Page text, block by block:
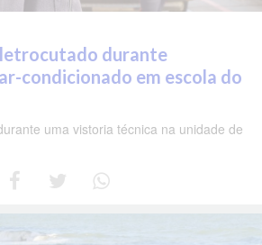
durante
condicionado em escola do
uma vistoria técnica na unidade de